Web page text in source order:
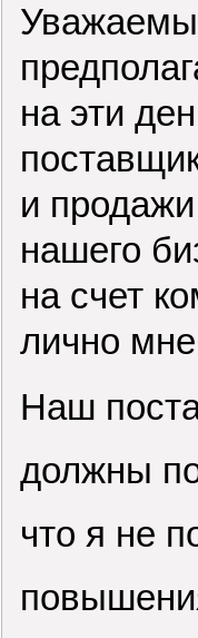
на эти
и
нашего
на счет
лично
Наш
должны
что я не